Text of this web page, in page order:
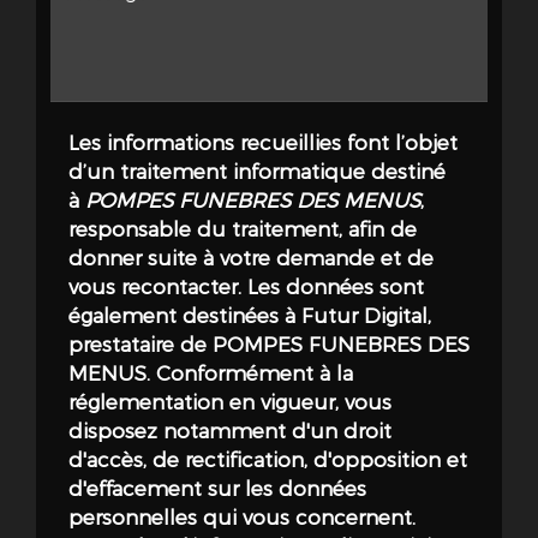
hommage aux vies passées avec élégance et
exceptionnel et d'un souci du détail inégalé.
Nos services s'enrichissent également d'un
savoir-faire artisanal en marbrerie, garantissant
des réalisations uniques et durables. Chaque
monument ou article funéraire est conçu
pour immortaliser la mémoire du défunt avec
une qualité esthétique et technique
remarquable. Nous utilisons des matériaux
nobles et des techniques éprouvées afin de
créer des hommages intemporels , capables
de traverser les générations tout en
conservant leur beauté originelle.
La diversité et la flexibilité de nos prestations
Les informations recueillies font l’objet
d’un traitement informatique destiné
àPOMPES FUNEBRES DES MENUS,
responsable du traitement, afin de
donner suite à votre demande et de
vous recontacter. Les données sont
également destinées à Futur Digital,
prestataire de POMPES FUNEBRES DES
MENUS. Conformément à la
réglementation en vigueur, vous
disposez notamment d'un droit
d'accès, de rectification, d'opposition et
d'effacement sur les données
personnelles qui vous concernent.